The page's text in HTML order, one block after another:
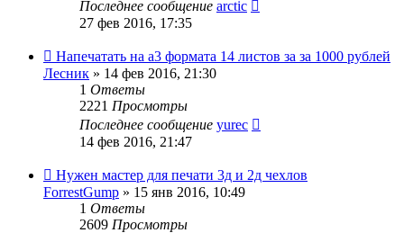
Последнее сообщение arctic
27 фев 2016, 17:35
Напечатать на а3 формата 14 листов за за 1000 рублей
Лесник » 14 фев 2016, 21:30
1 Ответы
2221 Просмотры
Последнее сообщение yurec
14 фев 2016, 21:47
Нужен мастер для печати 3д и 2д чехлов
ForrestGump » 15 янв 2016, 10:49
1 Ответы
2609 Просмотры